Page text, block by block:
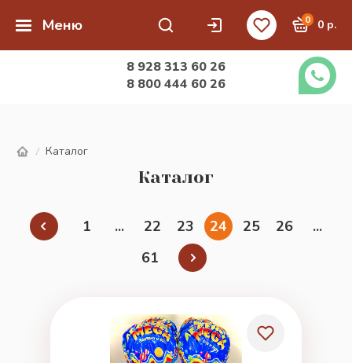
Меню 0 0 р.
8 928 313 60 26
8 800 444 60 26
/ Каталог
Каталог
1 ... 22 23 24 25 26
...
61